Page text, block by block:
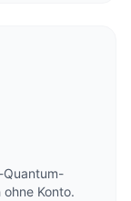
Quantum-
Konto.